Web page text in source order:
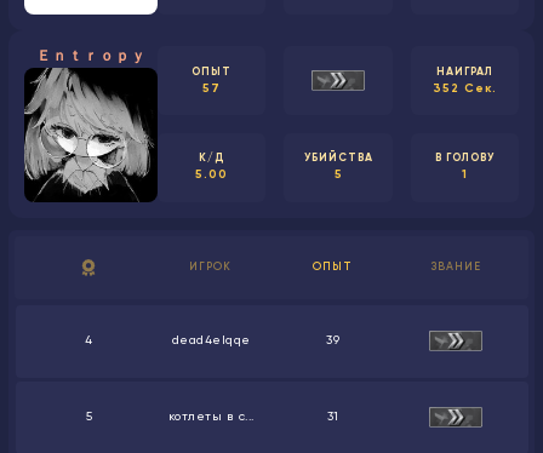
Ｅｎｔｒｏｐｙ
ОПЫТ
57
НАИГРАЛ
352 Сек.
К/Д
5.00
УБИЙСТВА
5
В ГОЛОВУ
1
ИГРОК ОПЫТ ЗВАНИЕ
4 dead4elqqe 39
5 котлеты в с... 31